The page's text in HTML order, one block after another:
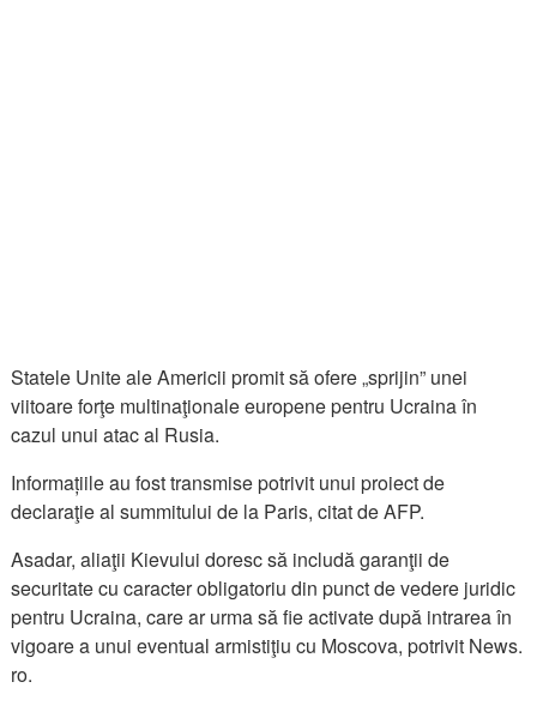
Statele Unite ale Americii promit să ofere „sprijin” unei
viitoare forţe multinaţionale europene pentru Ucraina în
cazul unui atac al Rusia.
Informațiile au fost transmise potrivit unui proiect de
declaraţie al summitului de la Paris, citat de AFP.
Asadar, aliaţii Kievului doresc să includă garanţii de
securitate cu caracter obligatoriu din punct de vedere juridic
pentru Ucraina, care ar urma să fie activate după intrarea în
vigoare a unui eventual armistiţiu cu Moscova, potrivit News.
ro.